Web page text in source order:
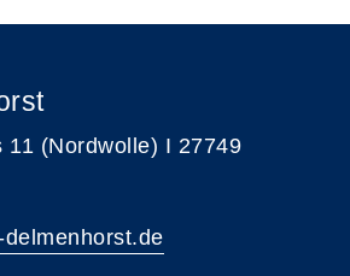
11 (Nordwolle) I 27749